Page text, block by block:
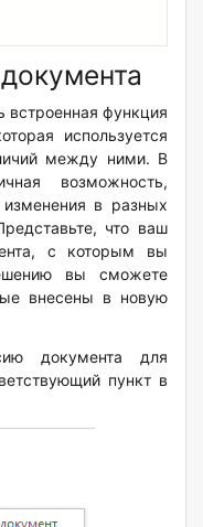
встроенная функция
используется
между ними. В
возможность,
изменения в разных
что ваш
с которым вы
вы сможете
внесены в новую
документа для
пункт в